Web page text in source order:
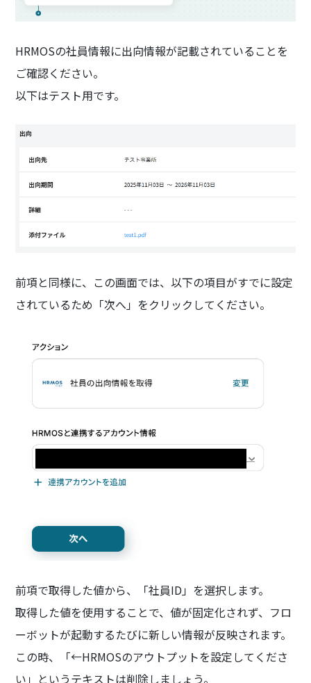
HRMOSの社員情報に出向情報が記載されていることを
ご確認ください。
以下はテスト用です。
前項と同様に、この画面では、以下の項目がすでに設定
されているため「次へ」をクリックしてください。
前項で取得した値から、「社員ID」を選択します。
取得した値を使用することで、値が固定化されず、フロ
ーボットが起動するたびに新しい情報が反映されます。
この時、「←HRMOSのアウトプットを設定してくださ
い」というテキストは削除しましょう。